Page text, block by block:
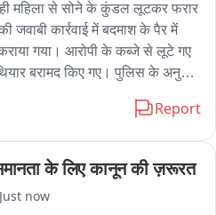
महिला से सोने के कुंडल लूटकर फरार
जवाबी कार्रवाई में बदमाश के पैर में
गया। आरोपी के कब्जे से लूटे गए
बरामद किए गए। पुलिस के अनुसार
पुलिस टीम पर फायरिंग कर दी।
में भर्ती है। कब्जे से दो सोने के कुंडल,
315 बोर का तमंचा, एक
किये गए।
Report
के लिए कानून की ज़रूरत
Just now